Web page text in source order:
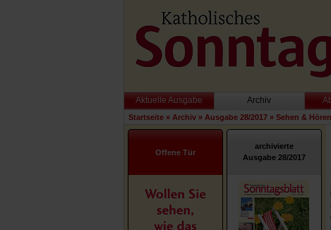
Aktuelle Ausgabe Archiv
Startseite» Archiv» Ausgabe 28/2017» Sehen & Hören
Offene Tür
archivierte
Ausgabe 28/2017